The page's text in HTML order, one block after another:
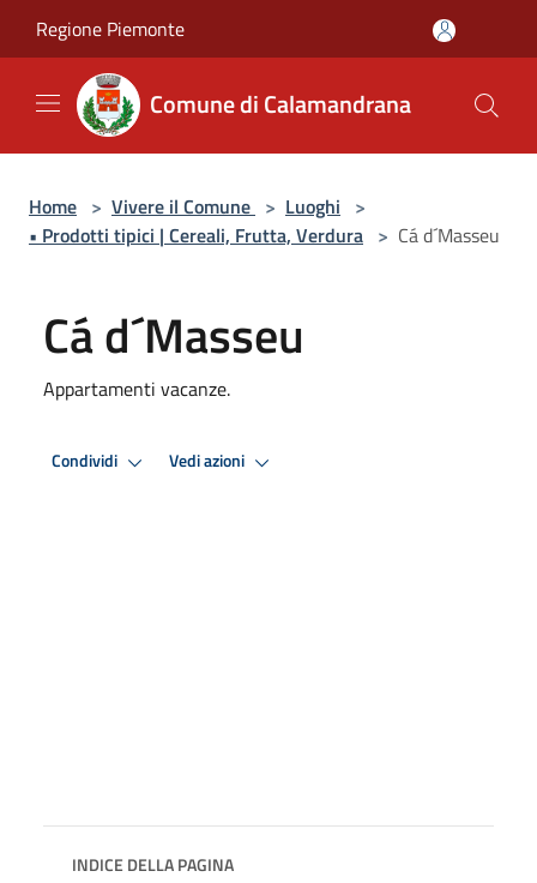
Regione Piemonte
Comune di Calamandrana
Home > Vivere il Comune > Luoghi >
• Prodotti tipici | Cereali, Frutta, Verdura > Cá d´Masseu
Cá d´Masseu
Appartamenti vacanze.
Condividi Vedi azioni
INDICE DELLA PAGINA